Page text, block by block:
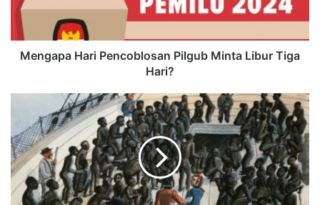
Mengapa Hari Pencoblosan Pilgub Minta Libur Tiga
Hari?